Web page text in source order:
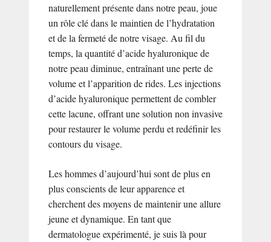
naturellement présente dans notre peau, joue
un rôle clé dans le maintien de l’hydratation
et de la fermeté de notre visage. Au fil du
temps, la quantité d’acide hyaluronique de
notre peau diminue, entraînant une perte de
volume et l’apparition de rides. Les injections
d’acide hyaluronique permettent de combler
cette lacune, offrant une solution non invasive
pour restaurer le volume perdu et redéfinir les
contours du visage.
Les hommes d’aujourd’hui sont de plus en
plus conscients de leur apparence et
cherchent des moyens de maintenir une allure
jeune et dynamique. En tant que
dermatologue expérimenté, je suis là pour